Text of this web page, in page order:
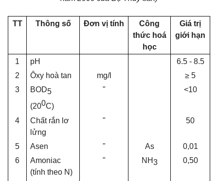
TT Thông số Đơn vị tính
Công
thức hoá
học
Giá trị
giới hạn
1 pH
6.5 - 8.5
2
Ôxy hoà tan mg/l ≥ 5
3
BOD5
(200C)
" <10
4
Chất rắn lơ
lửng
" 50
5 Asen " As
0,01
6
Amoniac
(tính theo N)
" NH3 0,50